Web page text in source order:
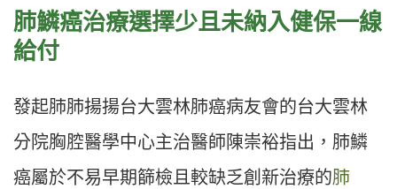
肺鱗癌治療選擇少且未納入健保一線
給付
發起肺肺揚揚台大雲林肺癌病友會的台大雲林
分院胸腔醫學中心主治醫師陳崇裕指出，肺鱗
癌屬於不易早期篩檢且較缺乏創新治療的肺